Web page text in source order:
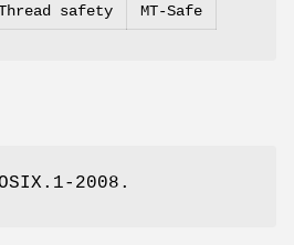
safety MT-Safe
2008.